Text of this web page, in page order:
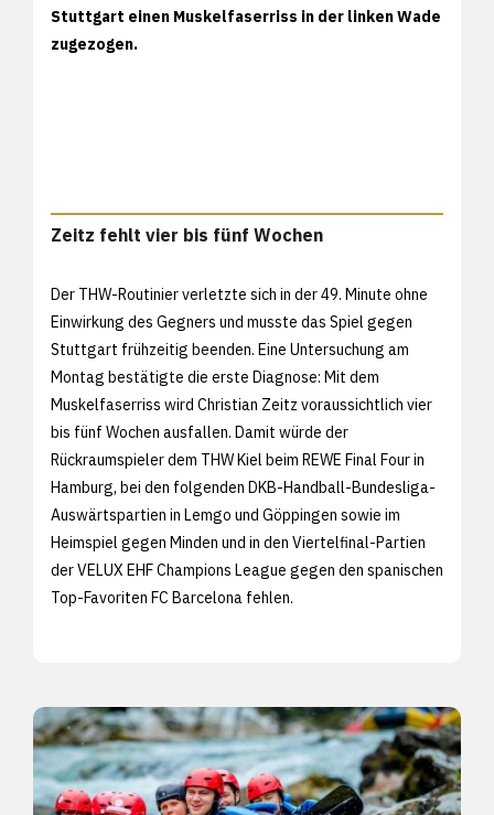
Stuttgart einen Muskelfaserriss in der linken Wade
zugezogen.
Zeitz fehlt vier bis fünf Wochen
Der THW-Routinier verletzte sich in der 49. Minute ohne
Einwirkung des Gegners und musste das Spiel gegen
Stuttgart frühzeitig beenden. Eine Untersuchung am
Montag bestätigte die erste Diagnose: Mit dem
Muskelfaserriss wird Christian Zeitz voraussichtlich vier
bis fünf Wochen ausfallen. Damit würde der
Rückraumspieler dem THW Kiel beim REWE Final Four in
Hamburg, bei den folgenden DKB-Handball-Bundesliga-
Auswärtspartien in Lemgo und Göppingen sowie im
Heimspiel gegen Minden und in den Viertelfinal-Partien
der VELUX EHF Champions League gegen den spanischen
Top-Favoriten FC Barcelona fehlen.